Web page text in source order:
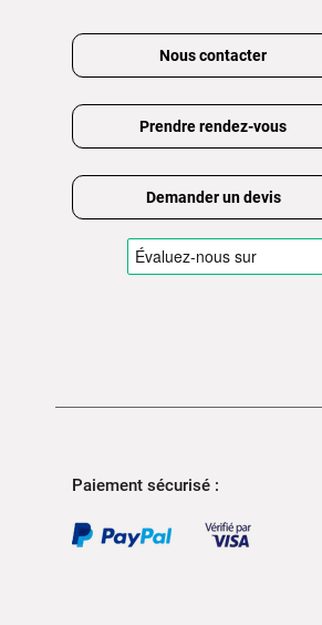
Nous contacter
Prendre rendez-vous
Demander un devis
Paiement sécurisé :